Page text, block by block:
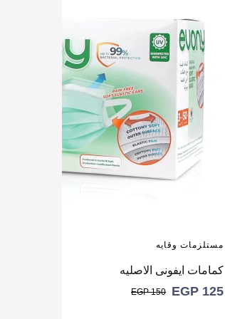
مستلزمات وقايه
كمامات ايفونى الاصليه
EGP 125
EGP150